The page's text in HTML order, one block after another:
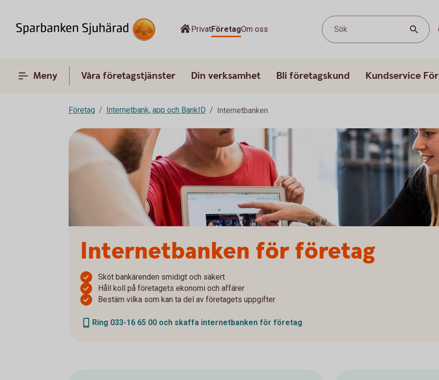
PrivatFöretagOm oss Sök
Meny Våra företagstjänster Din verksamhet Bli företagskund Kundservice
Företag Internetbank, app och BankID Internetbanken
Internetbanken för företag
Sköt bankärenden smidigt och säkert
Håll koll på företagets ekonomi och affärer
Bestäm vilka som kan ta del av företagets uppgifter
Ring 033-16 65 00 och skaffa internetbanken för företag